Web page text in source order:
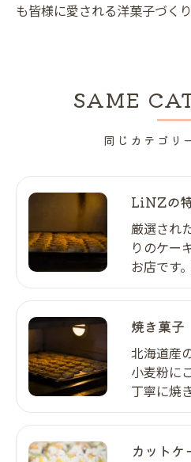
も皆様に愛される洋菓子づく
同じカテゴリ
SAME
LiNZの
厳選され
りのケー
お店です
焼き菓子
北海道産
小麦粉に
丁寧に焼
カットケ